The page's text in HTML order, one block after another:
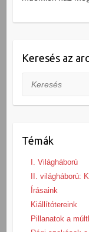
Keresés az
Keresés
Témák
I. Világháború
II. világháború:
Írásaink
Kiállítótereink
Pillanatok a